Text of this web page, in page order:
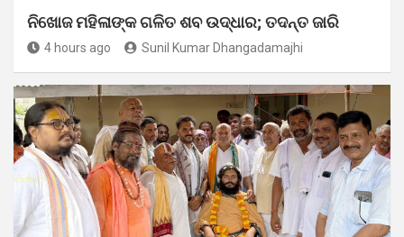
ନିଖୋଜ ମହିଳାଙ୍କ ଗଳିତ ଶବ ଉଦ୍ଧାର; ତଦନ୍ତ ଜାରି
4 hours ago Sunil Kumar Dhangadamajhi